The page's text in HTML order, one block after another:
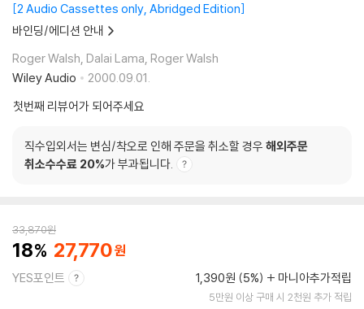
2 Audio Cassettes only, Abridged Edition
바인딩/에디션 안내
Roger Walsh, Dalai Lama, Roger Walsh
Wiley Audio
2000.09.01.
첫번째 리뷰어가 되어주세요
직수입외서는 변심/착오로 인해 주문을 취소할 경우 해외주문
취소수수료 20%가 부과됩니다.
33,870원
18 27,770
YES포인트 1,390원 (5%) 마니아추가적립
5만원 이상 구매 시 2천원 추가 적립